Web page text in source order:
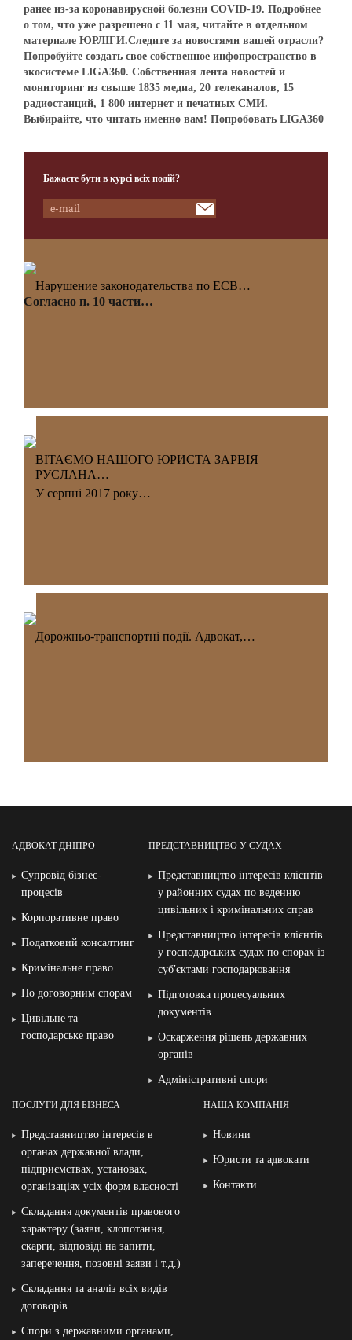
ранее из-за коронавирусной болезни COVID-19. Подробнее
о том, что уже разрешено с 11 мая, читайте в отдельном
материале ЮРЛІГИ.Следите за новостями вашей отрасли?
Попробуйте создать свое собственное инфопространство в
экосистеме LIGA360. Собственная лента новостей и
мониторинг из свыше 1835 медиа, 20 телеканалов, 15
радиостанций, 1 800 интернет и печатных СМИ.
Выбирайте, что читать именно вам! Попробовать LIGA360
Бажаєте бути в курсі всіх подій?
Нарушение законодательства по ЕСВ…
Согласно п. 10 части…
ВІТАЄМО НАШОГО ЮРИСТА ЗАРВІЯ
РУСЛАНА…
У серпні 2017 року…
Дорожньо-транспортні події. Адвокат,…
АДВОКАТ ДНІПРО
Супровід бізнес-
процесів
Корпоративне право
Податковий консалтинг
Кримінальне право
По договорним спорам
Цивільне та
господарське право
ПРЕДСТАВНИЦТВО У СУДАХ
Представництво інтересів клієнтів
у районних судах по веденню
цивільних і кримінальних справ
Представництво інтересів клієнтів
у господарських судах по спорах із
суб′єктами господарювання
Підготовка процесуальних
документів
Оскарження рішень державних
органів
Адміністративні спори
ПОСЛУГИ ДЛЯ БІЗНЕСА
Представництво інтересів в
органах державної влади,
підприємствах, установах,
організаціях усіх форм власності
Складання документів правового
характеру (заяви, клопотання,
скарги, відповіді на запити,
заперечення, позовні заяви і т.д.)
Складання та аналіз всіх видів
договорів
Спори з державними органами,
НАША КОМПАНІЯ
Новини
Юристи та адвокати
Контакти